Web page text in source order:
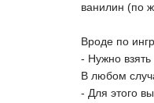
ванилин (по
Вроде по
- Нужно взять
В любом
- Для этого